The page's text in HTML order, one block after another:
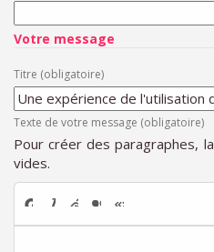
Votre message
Titre (obligatoire)
Texte de votre message (obligatoire)
Pour créer des paragraphes,
vides.